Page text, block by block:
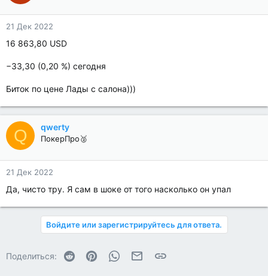
21 Дек 2022
16 863,80 USD
−33,30 (0,20 %) сегодня
Биток по цене Лады с салона)))
Q qwerty
ПокерПро🥈
21 Дек 2022
Да, чисто тру. Я сам в шоке от того насколько он упал
Войдите или зарегистрируйтесь для ответа.
Поделиться: Reddit PinterestWhatsAppЭлектронная почта
Ссылка